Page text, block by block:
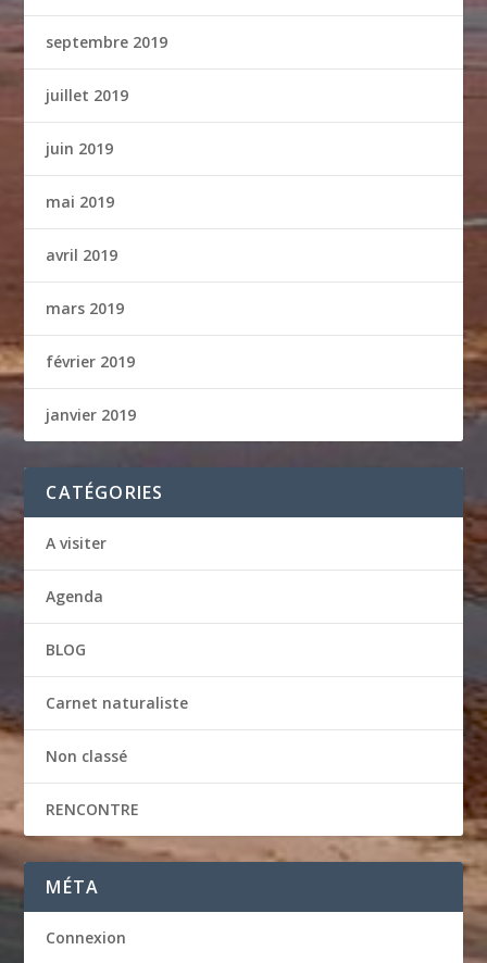
septembre 2019
juillet 2019
juin 2019
mai 2019
avril 2019
mars 2019
février 2019
janvier 2019
CATÉGORIES
A visiter
Agenda
BLOG
Carnet naturaliste
Non classé
RENCONTRE
MÉTA
Connexion